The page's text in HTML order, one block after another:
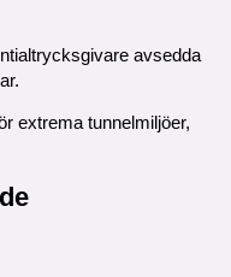
avsedda
extrema tunnelmiljöer,